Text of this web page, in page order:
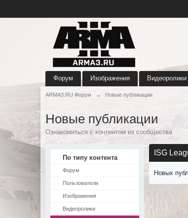
Форум Изображения Видеоролики
ARMA3.RU Форум → Новые публикации
Новые публикации
Ознакомиться с контентом из сообщества
По типу контента
Форум
Пользователи
Изображения
Видеоролики
ISG
Новых